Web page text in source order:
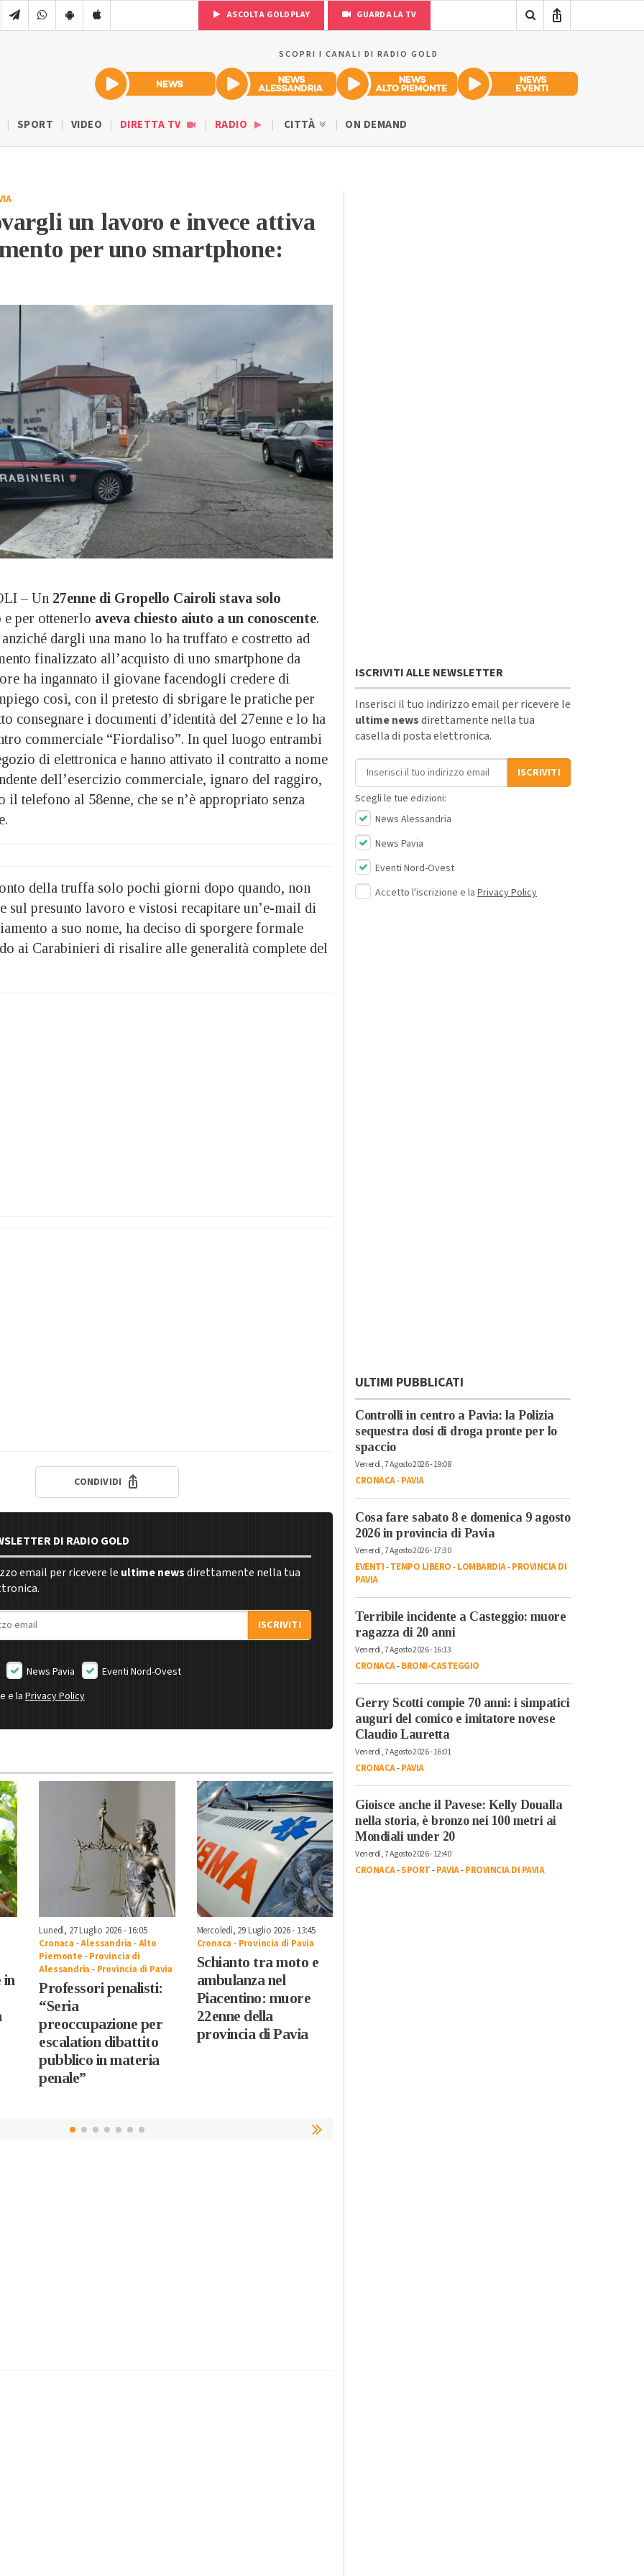
ASCOLTA GOLDPLAY GUARDA LA TV
SCOPRI I CANALI DI RADIO GOLD
SPORT VIDEO DIRETTA TV RADIO CITTÀ ON DEMAND
un lavoro e invece attiva
per uno smartphone:
– Un 27enne di Gropello Cairoli stava solo
e per ottenerlo aveva chiesto aiuto a un conoscente.
anziché dargli una mano lo ha truffato e costretto ad
finalizzato all’acquisto di uno smartphone da
ha ingannato il giovane facendogli credere di
così, con il pretesto di sbrigare le pratiche per
consegnare i documenti d’identità del 27enne e lo ha
commerciale “Fiordaliso”. In quel luogo entrambi
di elettronica e hanno attivato il contratto a nome
dell’esercizio commerciale, ignaro del raggiro,
il telefono al 58enne, che se n’è appropriato senza
della truffa solo pochi giorni dopo quando, non
sul presunto lavoro e vistosi recapitare un’e-mail di
a suo nome, ha deciso di sporgere formale
ai Carabinieri di risalire alle generalità complete del
CONDIVIDI
DI RADIO GOLD
email per ricevere le ultime newsdirettamente nella tua
ISCRIVITI
News Pavia
Eventi Nord-Ovest
e la Privacy Policy
in
Lunedì, 27 Luglio 2026 - 16:05
Cronaca -Alessandria -Alto
Piemonte -Provincia di
Alessandria - Provincia di Pavia
Professori penalisti:
“Seria
preoccupazione per
escalation dibattito
pubblico in materia
penale”
Mercoledì, 29 Luglio 2026 - 13:45
Cronaca - Provincia di Pavia
Schianto tra moto e
ambulanza nel
Piacentino: muore
22enne della
provincia di Pavia
Venerdì, 31 Luglio 2026 - 09:32
ISCRIVITI ALLE NEWSLETTER
Inserisci il tuo indirizzo email per ricevere le
ultime newsdirettamente nella tua
casella di posta elettronica.
Indirizzo email
ISCRIVITI
Scegli le tue edizioni:
News Alessandria
News Pavia
Eventi Nord-Ovest
Accetto l'iscrizione e la Privacy Policy
ULTIMI PUBBLICATI
Controlli in centro a Pavia: la Polizia
sequestra dosi di droga pronte per lo
spaccio
Venerdì, 7 Agosto 2026 - 19:08
CRONACA-PAVIA
Cosa fare sabato 8 e domenica 9 agosto
2026 in provincia di Pavia
Venerdì, 7 Agosto 2026 - 17:30
EVENTI-TEMPO LIBERO-LOMBARDIA-PROVINCIA DI
PAVIA
Terribile incidente a Casteggio: muore
ragazza di 20 anni
Venerdì, 7 Agosto 2026 - 16:13
CRONACA-BRONI-CASTEGGIO
Gerry Scotti compie 70 anni: i simpatici
auguri del comico e imitatore novese
Claudio Lauretta
Venerdì, 7 Agosto 2026 - 16:01
CRONACA-PAVIA
Gioisce anche il Pavese: Kelly Doualla
nella storia, è bronzo nei 100 metri ai
Mondiali under 20
Venerdì, 7 Agosto 2026 - 12:40
CRONACA-SPORT-PAVIA-PROVINCIA DI PAVIA